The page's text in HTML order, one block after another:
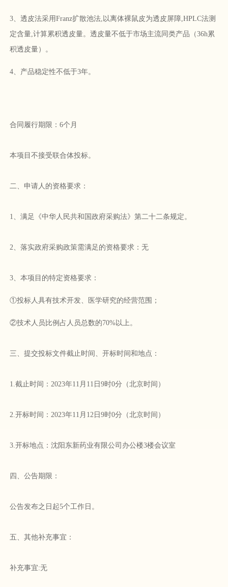
3、透皮法采用Franz扩散池法,以离体裸鼠皮为透皮屏障,HPLC法测
定含量,计算累积透皮量。透皮量不低于市场主流同类产品（36h累
积透皮量）。
4、产品稳定性不低于3年。
合同履行期限：6个月
本项目不接受联合体投标。
二、申请人的资格要求：
1、满足《中华人民共和国政府采购法》第二十二条规定。
2、落实政府采购政策需满足的资格要求：无
3、本项目的特定资格要求：
①投标人具有技术开发、医学研究的经营范围；
②技术人员比例占人员总数的70%以上。
三、提交投标文件截止时间、开标时间和地点：
1.截止时间：2023年11月11日9时0分（北京时间）
2.开标时间：2023年11月12日9时0分（北京时间）
3.开标地点：沈阳东新药业有限公司办公楼3楼会议室
四、公告期限：
公告发布之日起5个工作日。
五、其他补充事宜：
补充事宜:无